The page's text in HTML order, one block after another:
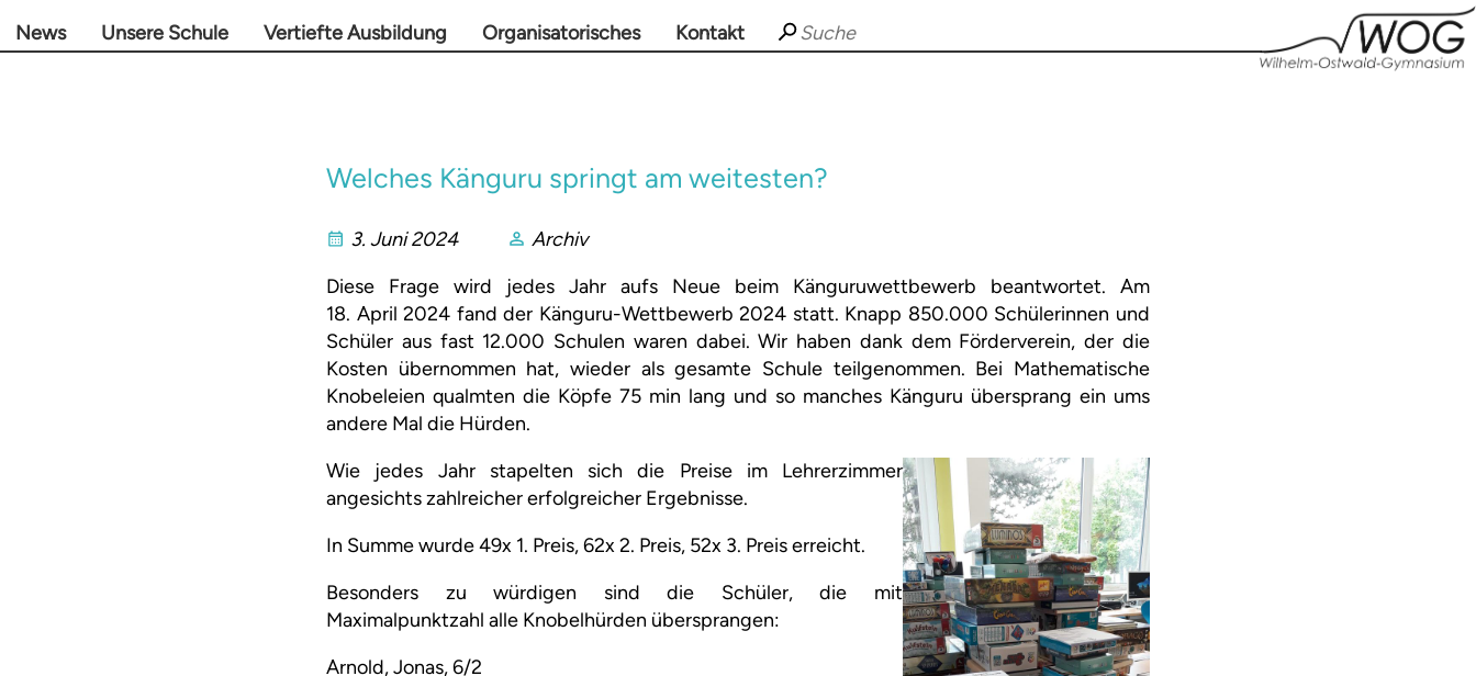
News Unsere Schule Vertiefte Ausbildung Organisatorisches Kontakt
Welches Känguru springt am weitesten?
3. Juni 2024
Archiv
Diese Frage wird jedes Jahr aufs Neue beim Känguruwettbewerb beantwortet. Am
18. April 2024 fand der Känguru-Wettbewerb 2024 statt. Knapp 850.000 Schülerinnen und
Schüler aus fast 12.000 Schulen waren dabei. Wir haben dank dem Förderverein, der die
Kosten übernommen hat, wieder als gesamte Schule teilgenommen. Bei Mathematische
Knobeleien qualmten die Köpfe 75 min lang und so manches Känguru übersprang ein ums
andere Mal die Hürden.
Wie jedes Jahr stapelten sich die Preise im Lehrerzimmer
angesichts zahlreicher erfolgreicher Ergebnisse.
In Summe wurde 49x 1. Preis, 62x 2. Preis, 52x 3. Preis erreicht.
Besonders zu würdigen sind die Schüler, die mit
Maximalpunktzahl alle Knobelhürden übersprangen:
Arnold, Jonas, 6/2